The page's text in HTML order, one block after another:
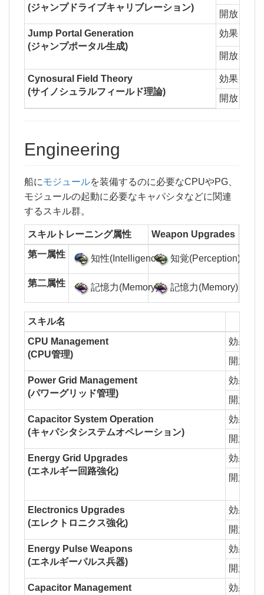
(ジャンプドライブキャリブレーション)
開放
Jump Portal Generation
(ジャンプポータル生成)
効果
開放
Cynosural Field Theory
(サイノシュラルフィールド理論)
効果
開放
Engineering
船にモジュールを装備するのに必要なCPUやPG、
モジュールの起動に必要なキャパシタなどに関連
するスキル群。
スキルトレーニング属性 Weapon Upgrades
第一属性
知性(Intelligence) 知覚(Perception)
第二属性 記憶力(Memory) 記憶力(Memory)
スキル名
CPU Management
(CPU管理)
効果
開放
Power Grid Management
(パワーグリッド管理)
効果
開放
Capacitor System Operation
(キャパシタシステムオペレーション)
効果
開放
Energy Grid Upgrades
(エネルギー回路強化)
効果
開放
Electronics Upgrades
(エレクトロニクス強化)
効果
開放
Energy Pulse Weapons
(エネルギーパルス兵器)
効果
開放
Capacitor Management
効果